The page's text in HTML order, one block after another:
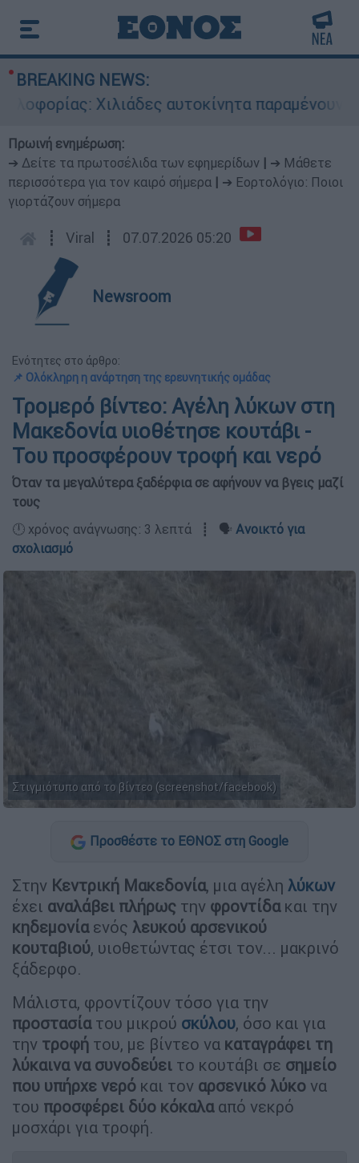
BREAKING NEWS:
Χιλιάδες αυτοκίνητα παραμένουν
Πρωινή ενημέρωση:
➔ Δείτε τα πρωτοσέλιδα των εφημερίδων
➔ Μάθετε
περισσότερα για τον καιρό σήμερα
➔ Εορτολόγιο: Ποιοι
γιορτάζουν σήμερα
┋ Viral ┋ 07.07.2026 05:20
Newsroom
Ενότητες στο άρθρο:
📌 Ολόκληρη η ανάρτηση της ερευνητικής ομάδας
Τρομερό βίντεο: Αγέλη λύκων στη
Μακεδονία υιοθέτησε κουτάβι -
Του προσφέρουν τροφή και νερό
Όταν τα μεγαλύτερα ξαδέρφια σε αφήνουν να βγεις μαζί
τους
🕛 χρόνος ανάγνωσης: 3 λεπτά ┋ 🗣️ Ανοικτό για
σχολιασμό
Στιγμιότυπο από το βίντεο (screenshot/facebook)
Προσθέστε το ΕΘΝΟΣ στη Google
Στην Κεντρική Μακεδονία, μια αγέλη λύκων
έχει αναλάβει πλήρως την φροντίδακαι την
κηδεμονίαενός λευκού αρσενικού
κουταβιού, υιοθετώντας έτσι τον... μακρινό
ξάδερφο.
Μάλιστα, φροντίζουν τόσο για την
προστασίατου μικρού σκύλου, όσο και για
την τροφή του, με βίντεο να καταγράφει τη
λύκαινα να συνοδεύει το κουτάβι σε σημείο
που υπήρχε νερό και τον αρσενικό λύκο να
του προσφέρει δύο κόκαλααπό νεκρό
μοσχάρι για τροφή.